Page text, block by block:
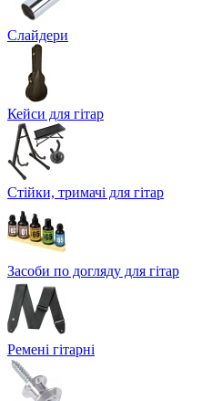
Слайдери
Кейси для гітар
Стійки, тримачі для гітар
Засоби по догляду для гітар
Ремені гітарні